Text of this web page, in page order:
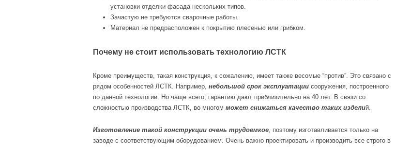
установки отделки фасада нескольких типов.
Зачастую не требуются сварочные работы.
Материал не предрасположен к покрытию плесенью или грибком.
Почему не стоит использовать технологию ЛСТК
Кроме преимуществ, такая конструкция, к сожалению, имеет также весомые “против”. Это связано с
рядом особенностей ЛСТК. Например, небольшой срок эксплуатации сооружения, построенного
по данной технологии. Но чаще всего, гарантию дают приблизительно на 40 лет. В связи со
сложностью производства ЛСТК, во многом может снижаться качество таких изделий.
Изготовление такой конструкции очень трудоемкое, поэтому изготавливается только на
заводе с соответствующим оборудованием. Очень важно проектировать и производить все строго в